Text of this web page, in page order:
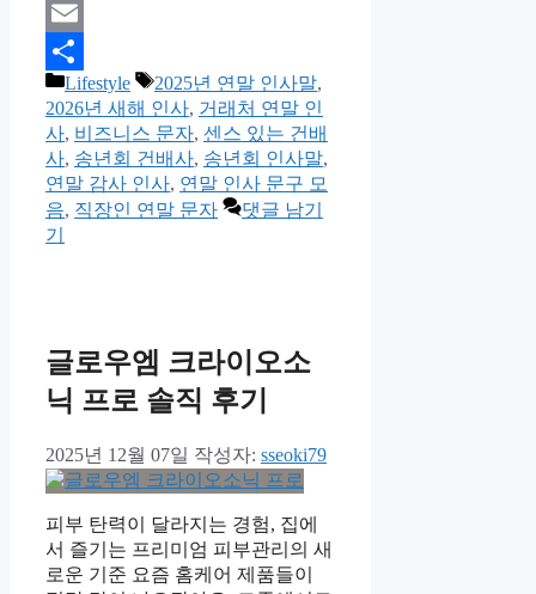
Print
Email
Share
카
테
고
리
Lifestyle
태
그
2025년 연말 인사말,
2026년 새해 인사, 거래처 연말 인
사, 비즈니스 문자, 센스 있는 건배
사, 송년회 건배사, 송년회 인사말,
연말 감사 인사, 연말 인사 문구 모
음, 직장인 연말 문자
댓글 남기
기
글로우엠 크라이오소
닉 프로 솔직 후기
2025년 12월 07일 작성자: sseoki79
피부 탄력이 달라지는 경험, 집에
서 즐기는 프리미엄 피부관리의 새
로운 기준 요즘 홈케어 제품들이